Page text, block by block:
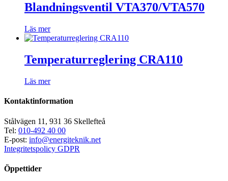
Blandningsventil VTA370/VTA570
Läs mer
Temperaturreglering CRA110
Läs mer
Kontaktinformation
Stålvägen 11, 931 36 Skellefteå
Tel: 010-492 40 00
E-post: info@energiteknik.net
Integritetspolicy GDPR
Öppettider